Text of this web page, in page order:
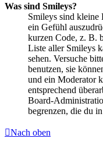
Was sind Smileys?
Smileys sind kleine
ein Gefühl
kurzen Code, z. B.
Liste aller Smileys
sehen. Versuche
benutzen, sie
und ein Moderator
entsprechend
Board-
begrenzen, die du
Nach oben